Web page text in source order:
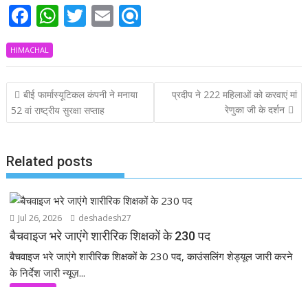
F
ac
e
b
o
o
W
at
s
A
p
T
itt
er
E
ai
l
i
n
HIMACHAL
Post
navigation
बीई फार्मास्यूटिकल कंपनी ने मनाया
52 वां राष्ट्रीय सुरक्षा सप्ताह
प्रदीप ने 222 महिलाओं को करवाएं मां
रेणुका जी के दर्शन
Related posts
Jul 26, 2026 deshadesh27
बैचवाइज भरे जाएंगे शारीरिक शिक्षकों के 230 पद
बैचवाइज भरे जाएंगे शारीरिक शिक्षकों के 230 पद, काउंसलिंग शेड्यूल जारी करने
के निर्देश जारी न्यूज़...